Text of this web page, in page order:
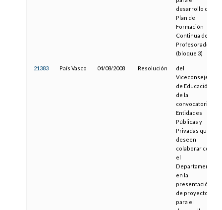
desarrollo del
Plan de
Formación
Continua del
Profesorado
(bloque 3)
21383 País Vasco 04/08/2008 Resolución
del
Viceconsejero
de Educación,
de la
convocatoria a
Entidades
Públicas y
Privadas que
deseen
colaborar con
el
Departamento
en la
presentación
de proyectos
para el